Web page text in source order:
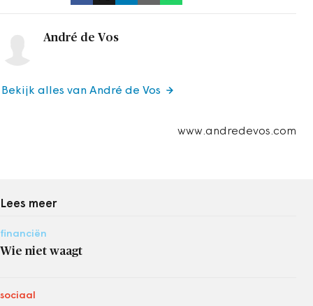
André de Vos
www.andredevos.com
Bekijk alles van André de Vos
Lees meer
financiën
Wie niet waagt
sociaal